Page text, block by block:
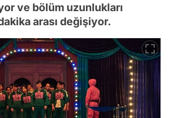
ve bölüm uzunlukları
arası değişiyor.